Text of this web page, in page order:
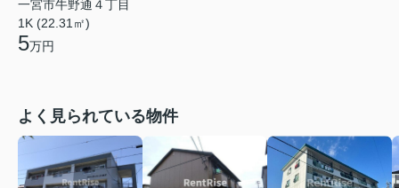
一宮市牛野通４丁目
1K (22.31㎡)
5万円
よく見られている物件